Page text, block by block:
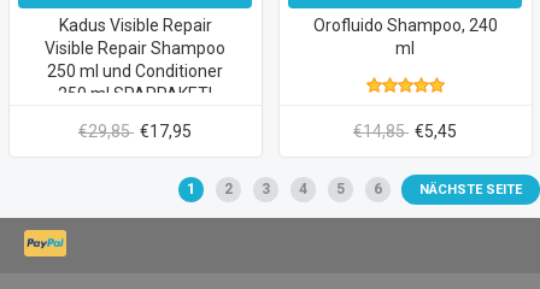
Kadus Visible Repair
Visible Repair Shampoo
250 ml und Conditioner
250 ml SPARPAKET!
€29,85 €17,95
Orofluido Shampoo, 240
ml
€14,85 €5,45
1 2 3 4 5 6 NÄCHSTE SEITE